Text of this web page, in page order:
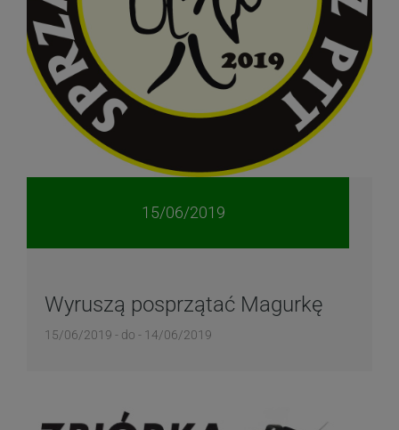
15/06/2019
Wyruszą posprzątać Magurkę
15/06/2019 - do - 14/06/2019